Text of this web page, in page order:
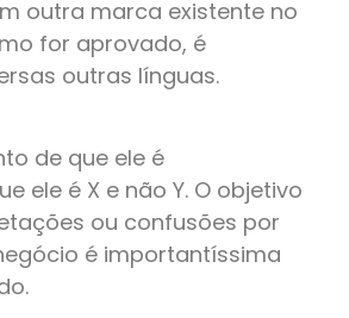
outra marca existente no
for aprovado, é
outras línguas.
de que ele é
ele é X e não Y. O objetivo
ou confusões por
é importantíssima